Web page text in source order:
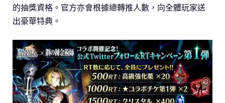
的抽獎資格。官方亦會根據總轉推人數，向全體玩家送
出豪華特典。